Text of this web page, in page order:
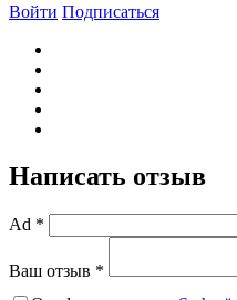
Войти Подписаться
Написать отзыв
Ad *
Ваш отзыв *